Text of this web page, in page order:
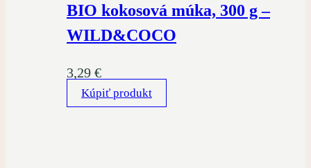
BIO kokosová múka, 300 g –
WILD&COCO
3,29 €
Kúpiť produkt